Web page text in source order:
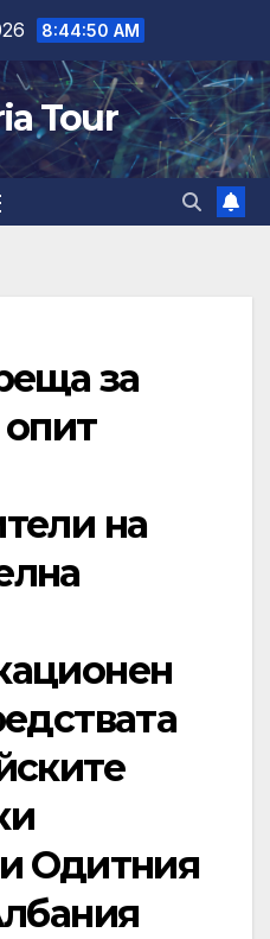
8:44:50 AM
Tour
за
на
Одитния